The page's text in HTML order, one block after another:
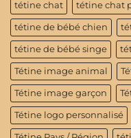
tétine chat tétine chat
tétine de bébé chien
tétine de bébé singe
Tétine image animal
Tétine image garçon
Tétine logo personnalisé